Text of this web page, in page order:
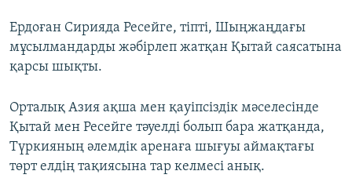
Ердоған Сирияда Ресейге, тіпті, Шыңжаңдағы
мұсылмандарды жәбірлеп жатқан Қытай саясатына
қарсы шықты.
Орталық Азия ақша мен қауіпсіздік мәселесінде
Қытай мен Ресейге тәуелді болып бара жатқанда,
Түркияның әлемдік аренаға шығуы аймақтағы
төрт елдің тақиясына тар келмесі анық.